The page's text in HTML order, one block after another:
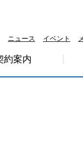
ニュース イベント
約案内